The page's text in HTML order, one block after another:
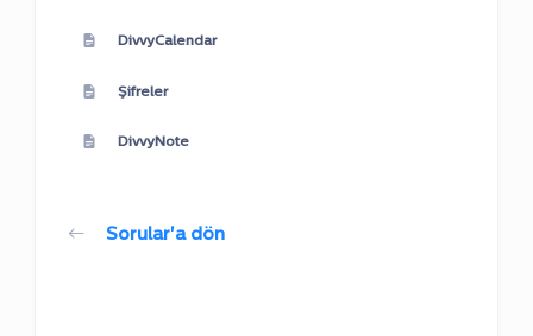
DivvyCalendar
Şifreler
DivvyNote
Sorular'a dön